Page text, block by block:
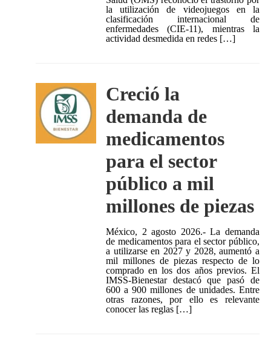
la utilización de videojuegos en la
clasificación internacional de
enfermedades (CIE-11), mientras la
actividad desmedida en redes […]
Creció la
demanda de
medicamentos
para el sector
público a mil
millones de piezas
México, 2 agosto 2026.- La demanda
de medicamentos para el sector público,
a utilizarse en 2027 y 2028, aumentó a
mil millones de piezas respecto de lo
comprado en los dos años previos. El
IMSS-Bienestar destacó que pasó de
600 a 900 millones de unidades. Entre
otras razones, por ello es relevante
conocer las reglas […]